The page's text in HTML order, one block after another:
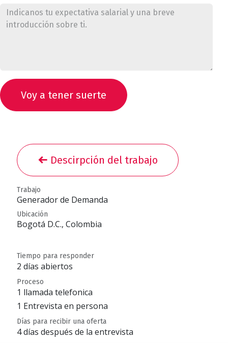
Voy a tener suerte
Descirpción del trabajo
Trabajo
Generador de Demanda
Ubicación
Bogotá D.C., Colombia
Tiempo para responder
2 días abiertos
Proceso
1 llamada telefonica
1 Entrevista en persona
Días para recibir una oferta
4 días después de la entrevista